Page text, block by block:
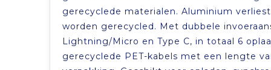
gerecyclede materialen. Aluminium
worden gerecycled. Met dubbele
Lightning/Micro en Type C, in totaal 6
gerecyclede PET-kabels met een lengte